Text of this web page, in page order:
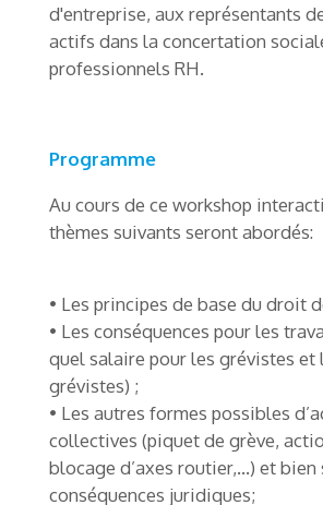
d'entreprise, aux représentants
actifs dans la concertation
professionnels RH.
Programme
Au cours de ce workshop
thèmes suivants seront abordés:
• Les principes de base du droit
• Les conséquences pour les
quel salaire pour les grévistes et
grévistes) ;
• Les autres formes possibles
collectives (piquet de grève,
blocage d’axes routier,…) et bien
conséquences juridiques;